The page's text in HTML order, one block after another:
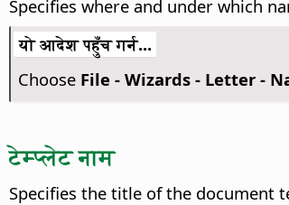
Specifies where and under which
यो आदेश पहुँच गर्न...
Choose File - Wizards - Letter -
टेम्प्लेट नाम
Specifies the title of the document